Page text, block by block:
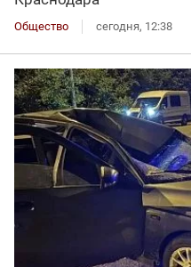
Общество сегодня, 12:38